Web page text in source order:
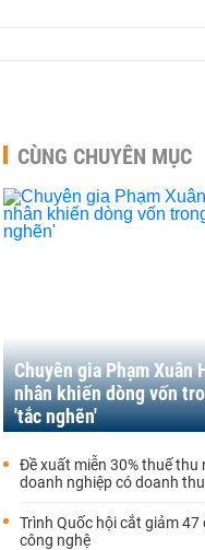
CÙNG CHUYÊN MỤC
Chuyên gia Phạm Xuân
nhân khiến dòng vốn
'tắc nghẽn'
Đề xuất miễn 30% thuế thu
doanh nghiệp có doanh
Trình Quốc hội cắt giảm 47
công nghệ